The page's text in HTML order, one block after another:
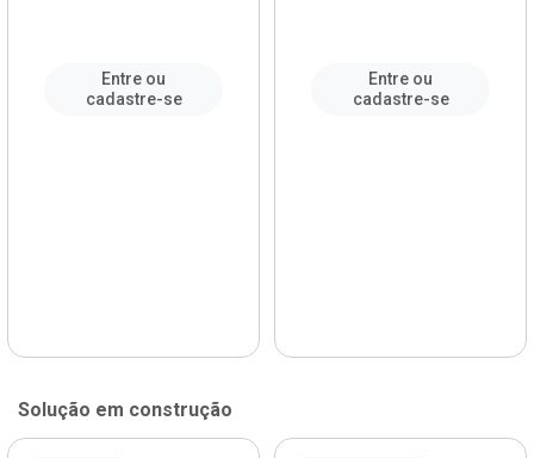
Entre ou
cadastre-se
Entre ou
cadastre-se
Solução em construção